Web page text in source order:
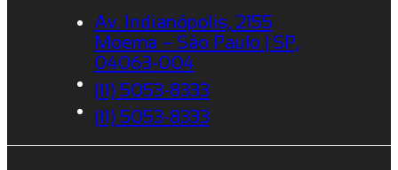
Av. Indianópolis, 2155
Moema – São Paulo | SP,
04063-004
(11) 5053-8333
(11) 5053-8333